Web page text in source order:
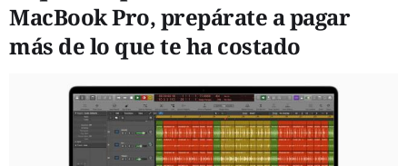
MacBook Pro, prepárate a pagar
más de lo que te ha costado